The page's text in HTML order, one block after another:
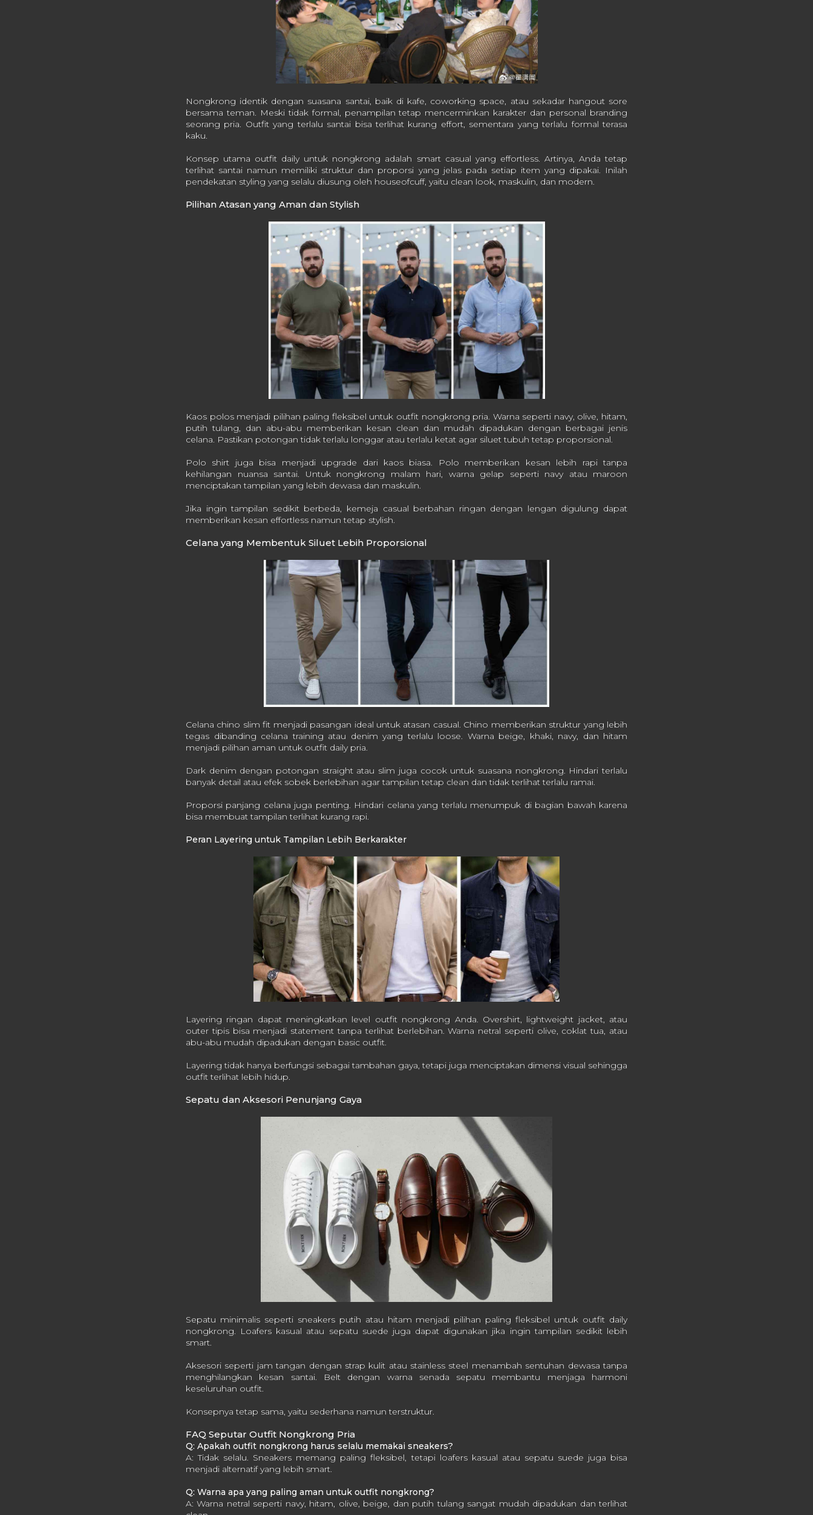
Nongkrong identik dengan suasana santai, baik di kafe, coworking space, atau sekadar hangout sore
bersama teman. Meski tidak formal, penampilan tetap mencerminkan karakter dan personal branding
seorang pria. Outfit yang terlalu santai bisa terlihat kurang effort, sementara yang terlalu formal terasa
kaku.
Konsep utama outfit daily untuk nongkrong adalah smart casual yang effortless. Artinya, Anda tetap
terlihat santai namun memiliki struktur dan proporsi yang jelas pada setiap item yang dipakai. Inilah
pendekatan styling yang selalu diusung oleh houseofcuff, yaitu clean look, maskulin, dan modern.
Pilihan Atasan yang Aman dan Stylish
Kaos polos menjadi pilihan paling fleksibel untuk outfit nongkrong pria. Warna seperti navy, olive, hitam,
putih tulang, dan abu-abu memberikan kesan clean dan mudah dipadukan dengan berbagai jenis
celana. Pastikan potongan tidak terlalu longgar atau terlalu ketat agar siluet tubuh tetap proporsional.
Polo shirt juga bisa menjadi upgrade dari kaos biasa. Polo memberikan kesan lebih rapi tanpa
kehilangan nuansa santai. Untuk nongkrong malam hari, warna gelap seperti navy atau maroon
menciptakan tampilan yang lebih dewasa dan maskulin.
Jika ingin tampilan sedikit berbeda, kemeja casual berbahan ringan dengan lengan digulung dapat
memberikan kesan effortless namun tetap stylish.
Celana yang Membentuk Siluet Lebih Proporsional
Celana chino slim fit menjadi pasangan ideal untuk atasan casual. Chino memberikan struktur yang lebih
tegas dibanding celana training atau denim yang terlalu loose. Warna beige, khaki, navy, dan hitam
menjadi pilihan aman untuk outfit daily pria.
Dark denim dengan potongan straight atau slim juga cocok untuk suasana nongkrong. Hindari terlalu
banyak detail atau efek sobek berlebihan agar tampilan tetap clean dan tidak terlihat terlalu ramai.
Proporsi panjang celana juga penting. Hindari celana yang terlalu menumpuk di bagian bawah karena
bisa membuat tampilan terlihat kurang rapi.
Peran Layering untuk Tampilan Lebih Berkarakter
Layering ringan dapat meningkatkan level outfit nongkrong Anda. Overshirt, lightweight jacket, atau
outer tipis bisa menjadi statement tanpa terlihat berlebihan. Warna netral seperti olive, coklat tua, atau
abu-abu mudah dipadukan dengan basic outfit.
Layering tidak hanya berfungsi sebagai tambahan gaya, tetapi juga menciptakan dimensi visual sehingga
outfit terlihat lebih hidup.
Sepatu dan Aksesori Penunjang Gaya
Sepatu minimalis seperti sneakers putih atau hitam menjadi pilihan paling fleksibel untuk outfit daily
nongkrong. Loafers kasual atau sepatu suede juga dapat digunakan jika ingin tampilan sedikit lebih
smart.
Aksesori seperti jam tangan dengan strap kulit atau stainless steel menambah sentuhan dewasa tanpa
menghilangkan kesan santai. Belt dengan warna senada sepatu membantu menjaga harmoni
keseluruhan outfit.
Konsepnya tetap sama, yaitu sederhana namun terstruktur.
FAQ Seputar Outfit Nongkrong Pria
Q: Apakah outfit nongkrong harus selalu memakai sneakers?
A: Tidak selalu. Sneakers memang paling fleksibel, tetapi loafers kasual atau sepatu suede juga bisa
menjadi alternatif yang lebih smart.
Q: Warna apa yang paling aman untuk outfit nongkrong?
A: Warna netral seperti navy, hitam, olive, beige, dan putih tulang sangat mudah dipadukan dan terlihat